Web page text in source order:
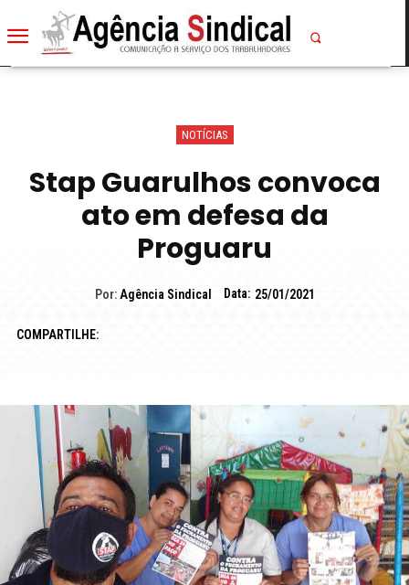
NOTÍCIAS
Stap Guarulhos convoca
ato em defesa da
Proguaru
Por: Agência Sindical Data: 25/01/2021
COMPARTILHE: